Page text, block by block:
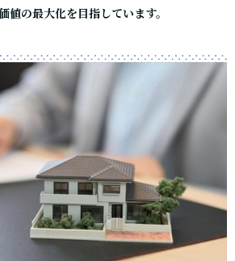
値の最大化を目指しています。